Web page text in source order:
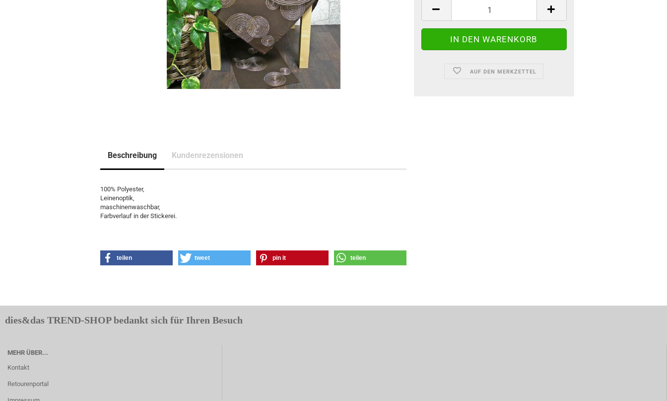
AUF DEN MERKZETTEL
Beschreibung Kundenrezensionen
100% Polyester,
Leinenoptik,
maschinenwaschbar,
Farbverlauf in der Stickerei.
teilen tweet pin it teilen
dies&das TREND-SHOP bedankt sich für Ihren Besuch
MEHR ÜBER...
Kontakt
Retourenportal